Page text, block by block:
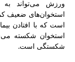
ورزش می‌تواند به
استخوان‌های ضعیف
است که با افتادن
استخوان شکسته
شکستگی است.